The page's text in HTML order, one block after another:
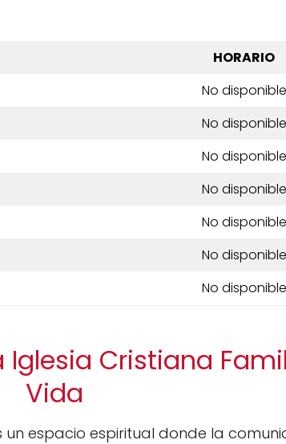
HORARIO
No disponible
No disponible
No disponible
No disponible
No disponible
No disponible
No disponible
Cristiana
Vida
un espacio espiritual donde la